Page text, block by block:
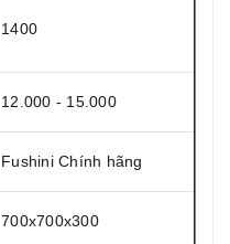
1400
12.000 - 15.000
Fushini Chính hãng
700x700x300